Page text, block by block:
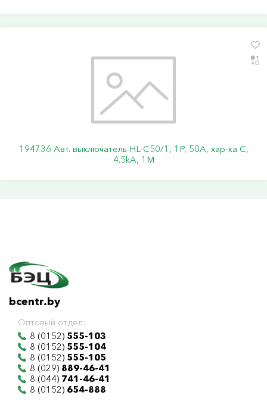
194736 Авт. выключатель HL-C50/1, 1P, 50A, хар-ка C,
4.5kA, 1M
bcentr.by
Оптовый отдел:
8 (0152) 555-103
8 (0152) 555-104
8 (0152) 555-105
8 (029) 889-46-41
8 (044) 741-46-41
8 (0152) 654-888